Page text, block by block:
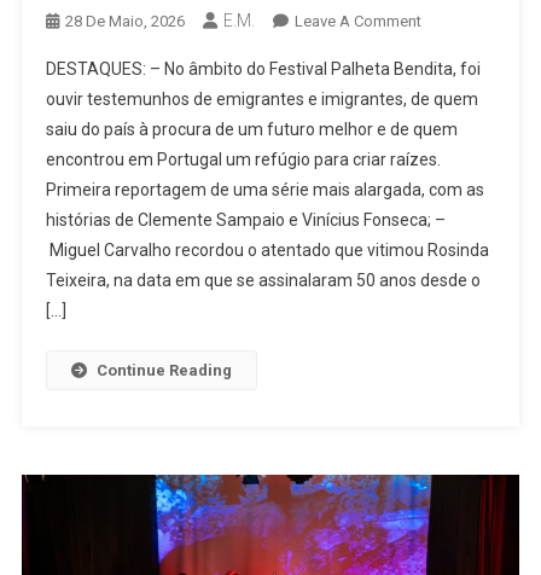
28 De Maio, 2026 E.M. Leave A CommentOn
787]
Migrações
–
Retratos
De
Quem
Vai
E
DESTAQUES: – No âmbito do Festival Palheta Bendita, foi
ouvir testemunhos de emigrantes e imigrantes, de quem
saiu do país à procura de um futuro melhor e de quem
encontrou em Portugal um refúgio para criar raízes.
Primeira reportagem de uma série mais alargada, com as
histórias de Clemente Sampaio e Vinícius Fonseca; –
Miguel Carvalho recordou o atentado que vitimou Rosinda
Teixeira, na data em que se assinalaram 50 anos desde o
[…]
Continue Reading